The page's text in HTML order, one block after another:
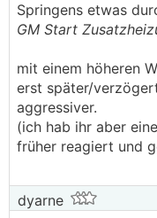
Springens etwas
GM Start
mit einem höheren
erst später/
aggressiver.
(ich hab ihr aber
früher reagiert und
dyarne